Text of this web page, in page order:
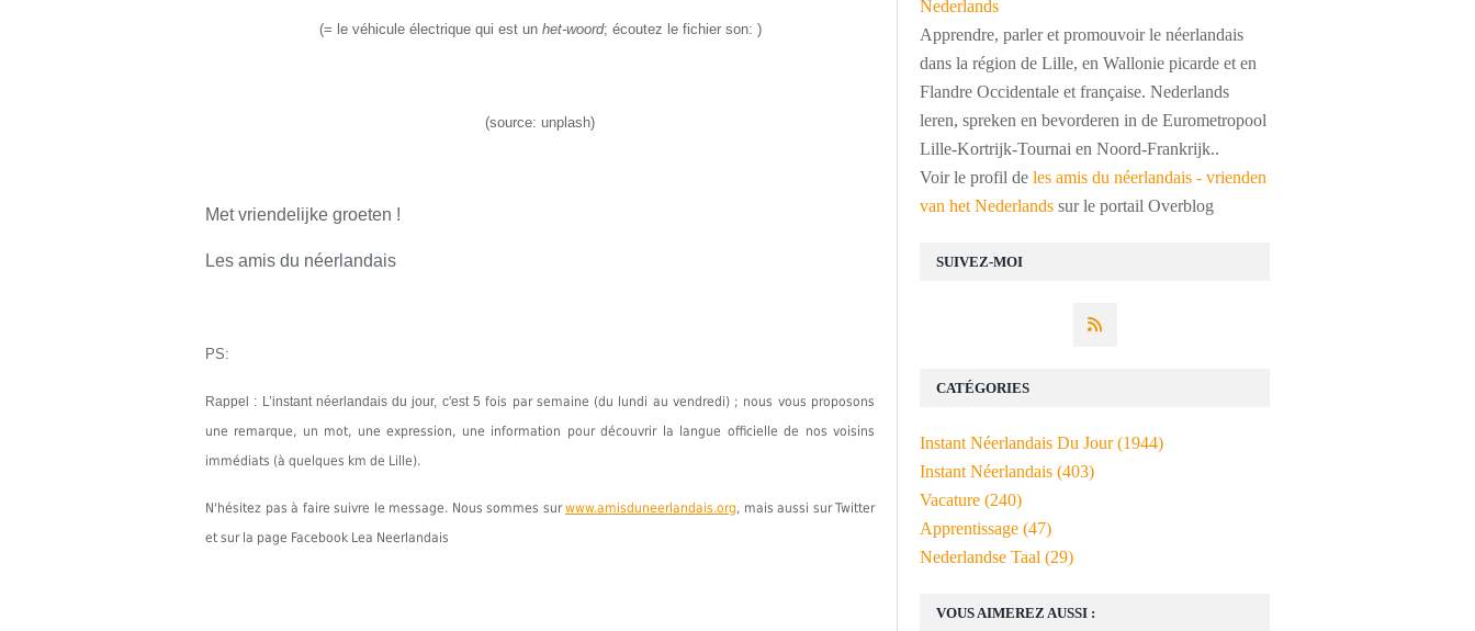
(= le véhicule électrique qui est un het-woord; écoutez le fichier son: )
(source: unplash)
Met vriendelijke groeten !
Les amis du néerlandais
PS:
Rappel : L’instant néerlandais du jour, c'est 5fois par semaine (du lundi au vendredi) ; nous vous proposons
une remarque, un mot, une expression, une information pour découvrir la langue officielle de nos voisins
immédiats (à quelques km de Lille).
N'hésitez pas à faire suivre le message. Nous sommes surwww.amisduneerlandais.org, mais aussi sur Twitter
et sur la page Facebook Lea Neerlandais
SUIVEZ-MOI
Apprendre, parler et promouvoir le néerlandais
dans la région de Lille, en Wallonie picarde et en
Flandre Occidentale et française. Nederlands
leren, spreken en bevorderen in de Eurometropool
Lille-Kortrijk-Tournai en Noord-Frankrijk..
Voir le profil de les amis du néerlandais - vrienden
van het Nederlands sur le portail Overblog
VOUS AIMEREZ AUSSI :
CATÉGORIES
Instant Néerlandais Du Jour(1944)
Instant Néerlandais (403)
Vacature (240)
Apprentissage (47)
Nederlandse Taal (29)